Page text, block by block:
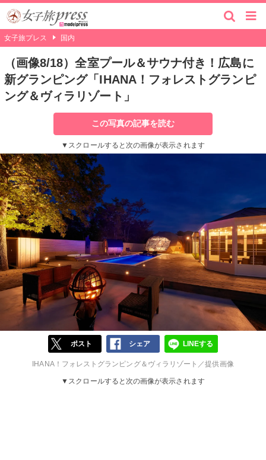
女子旅プレス 国内
（画像8/18）全室プール＆サウナ付き！広島に
新グランピング「IHANA！フォレストグランピ
ング＆ヴィラリゾート」
この写真の記事を読む
▼スクロールすると次の画像が表示されます
ポスト シェア LINEする
IHANA！フォレストグランピング＆ヴィラリゾート／提供画像
▼スクロールすると次の画像が表示されます